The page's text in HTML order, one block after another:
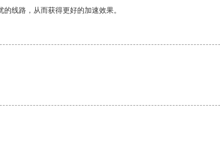
线路，从而获得更好的加速效果。